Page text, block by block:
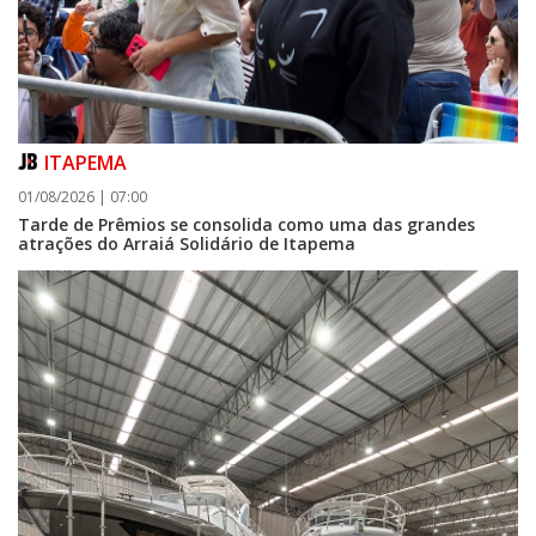
07/08/2026 | 07:00
FMEL convoca atletas para reunião preparatória do Parajasc
ITAPEMA
01/08/2026 | 07:00
Tarde de Prêmios se consolida como uma das grandes
atrações do Arraiá Solidário de Itapema